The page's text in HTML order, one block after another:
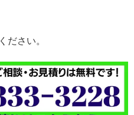
ください。